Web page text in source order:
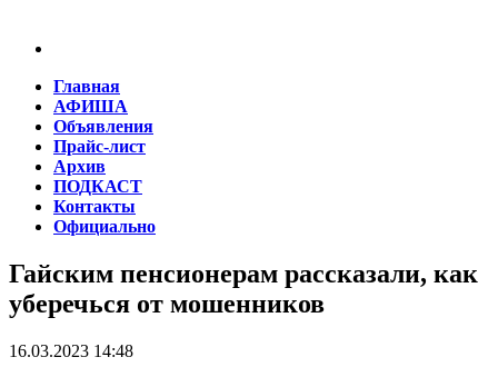
Главная
АФИША
Объявления
Прайс-лист
Архив
ПОДКАСТ
Контакты
Официально
Гайским пенсионерам рассказали, как
уберечься от мошенников
16.03.2023 14:48